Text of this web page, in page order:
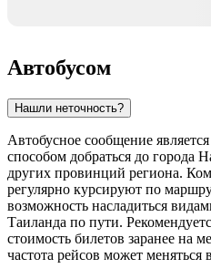
Автобусом
Нашли неточность?
Автобусное сообщение
способом добраться до города
других провинций региона.
регулярно курсируют по
возможность насладиться
Таиланда по пути.
стоимость билетов заранее на
частота рейсов может меняться